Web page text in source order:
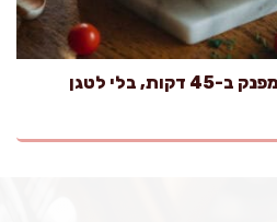
קציצות ברוטב עגבניות מפנק ב-45 דקות, בלי לטגן